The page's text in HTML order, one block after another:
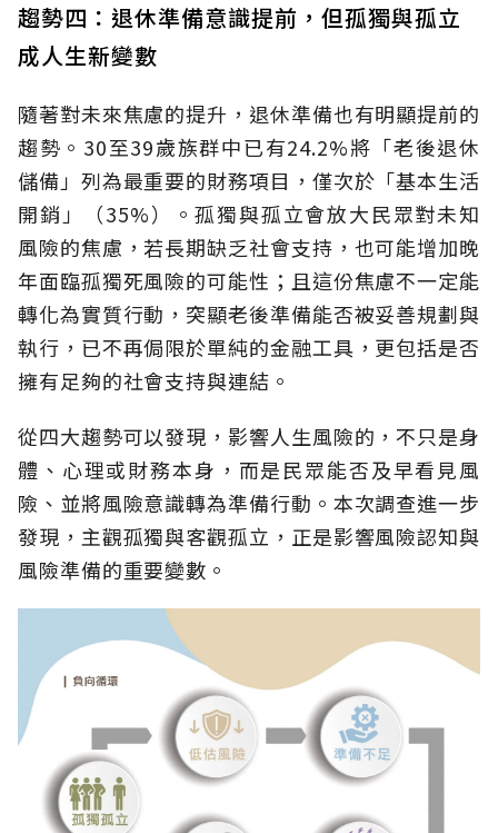
趨勢四：退休準備意識提前，但孤獨與孤立
成人生新變數
隨著對未來焦慮的提升，退休準備也有明顯提前的
趨勢。30至39歲族群中已有24.2%將「老後退休
儲備」列為最重要的財務項目，僅次於「基本生活
開銷」（35%）。孤獨與孤立會放大民眾對未知
風險的焦慮，若長期缺乏社會支持，也可能增加晚
年面臨孤獨死風險的可能性；且這份焦慮不一定能
轉化為實質行動，突顯老後準備能否被妥善規劃與
執行，已不再侷限於單純的金融工具，更包括是否
擁有足夠的社會支持與連結。
從四大趨勢可以發現，影響人生風險的，不只是身
體、心理或財務本身，而是民眾能否及早看見風
險、並將風險意識轉為準備行動。本次調查進一步
發現，主觀孤獨與客觀孤立，正是影響風險認知與
風險準備的重要變數。